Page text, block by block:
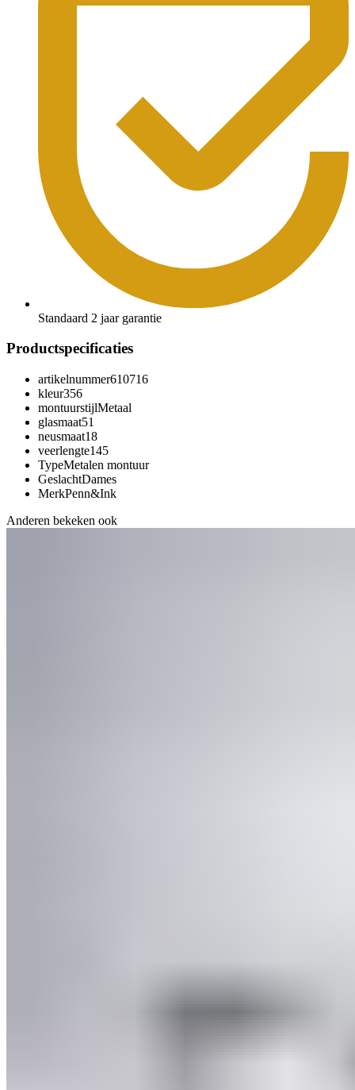
Standaard 2 jaar garantie
Productspecificaties
artikelnummer610716
kleur356
montuurstijlMetaal
glasmaat51
neusmaat18
veerlengte145
TypeMetalen montuur
GeslachtDames
MerkPenn&Ink
Anderen bekeken ook